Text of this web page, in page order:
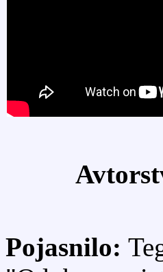
Pojasnilo: